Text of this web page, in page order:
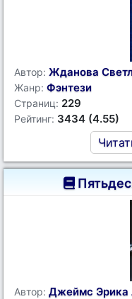
Автор: Жданова
Жанр: Фэнтези
Страниц: 229
Рейтинг: 3434 (4.55)
Автор: Джеймс Эрика